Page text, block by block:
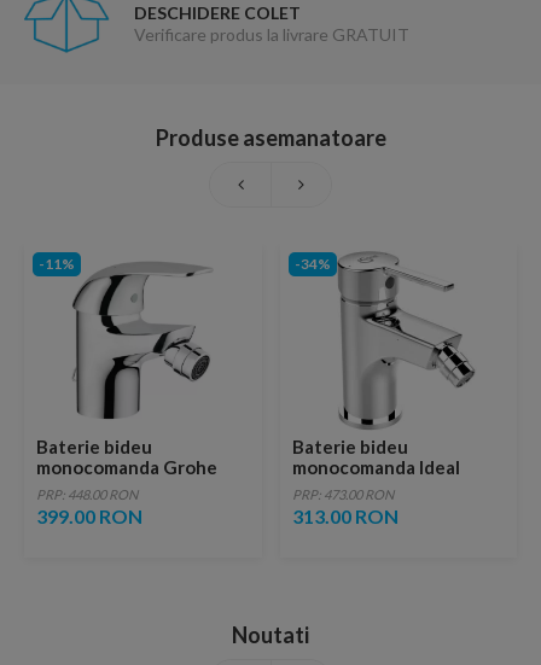
DESCHIDERE COLET
Verificare produs la livrare GRATUIT
Produse asemanatoare
-11%
Baterie bideu
monocomanda Grohe
Swift crom lucios
PRP: 448.00 RON
399.00 RON
-34%
Baterie bideu
monocomanda Ideal
Standard Style
PRP: 473.00 RON
313.00 RON
Noutati